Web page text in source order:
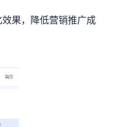
果，降低营销推广成